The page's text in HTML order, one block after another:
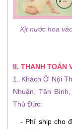
Xịt nước hoa
II. THANH TOÁN
1. Khách Ở Nội
Nhuận, Tân
Thủ Đức:
- Phí ship cho